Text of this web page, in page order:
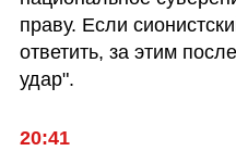
праву. Если
ответить, за этим
удар".
20:41